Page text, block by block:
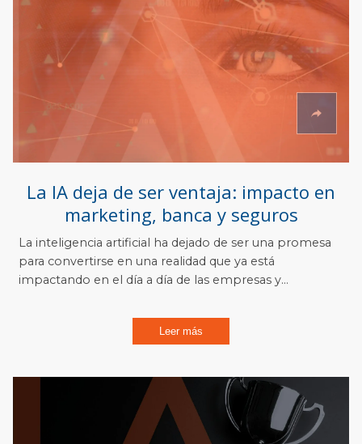
La IA deja de ser ventaja: impacto en
marketing, banca y seguros
La inteligencia artificial ha dejado de ser una promesa
para convertirse en una realidad que ya está
impactando en el día a día de las empresas y...
Leer más